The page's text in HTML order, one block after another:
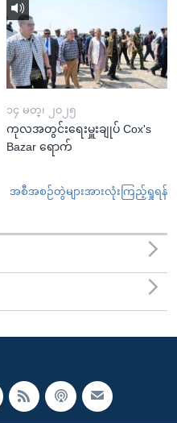
၁၄ မတ္၊ ၂၀၂၅
ကုလအတွင်းရေးမှူးချုပ် Cox's
Bazar ရောက်
အစီအစဉ်တွဲများအားလုံးကြည့်ရှုရန်